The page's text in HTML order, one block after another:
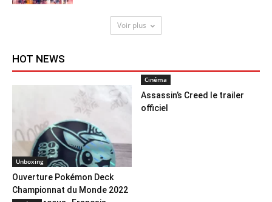
Voir plus
HOT NEWS
Unboxing
Ouverture Pokémon Deck
Championnat du Monde 2022
Cinéma
Assassin’s Creed le trailer
officiel